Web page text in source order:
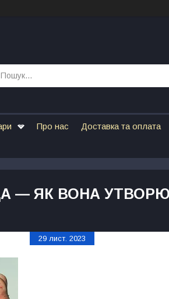
Про нас Доставка та оплата
— ЯК ВОНА
29 лист. 2023